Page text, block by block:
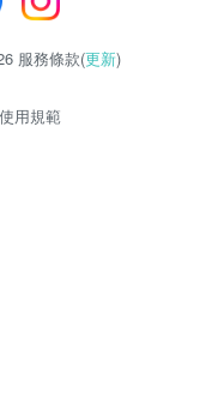
服務條款(更新)
用規範